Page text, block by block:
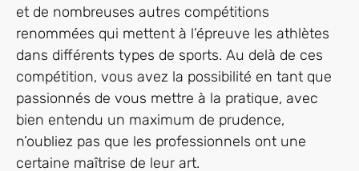
et de nombreuses autres compétitions
renommées qui mettent à l’épreuve les athlètes
dans différents types de sports. Au delà de ces
compétition, vous avez la possibilité en tant que
passionnés de vous mettre à la pratique, avec
bien entendu un maximum de prudence,
n’oubliez pas que les professionnels ont une
certaine maîtrise de leur art.